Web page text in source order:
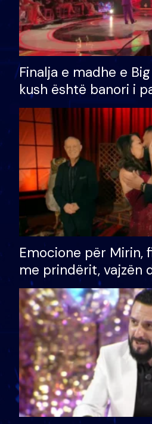
Finalja e madhe e
kush është banori i
shtëpinë dhe humb
të fituar çmimin e
Emocione për Mirin,
me prindërit, vajzën
bashkëshorten:
divorci apo jo?